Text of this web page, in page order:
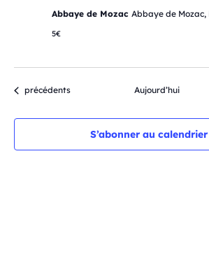
Abbaye de Mozac Abbaye de Mozac,
5€
Évènements
précédents Aujourd’hui
S’abonner au calendrier